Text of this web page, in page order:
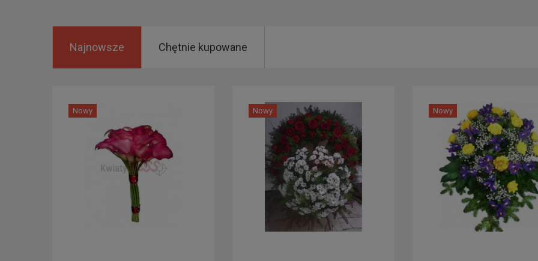
Najnowsze Chętnie kupowane
Nowy Nowy Nowy